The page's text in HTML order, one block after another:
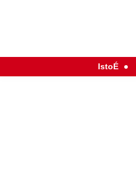
IstoÉ